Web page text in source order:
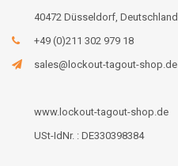
40472 Düsseldorf, Deutschland
+49 (0)211 302 979 18
sales@lockout-tagout-shop.de
www.lockout-tagout-shop.de
USt-IdNr. : DE330398384